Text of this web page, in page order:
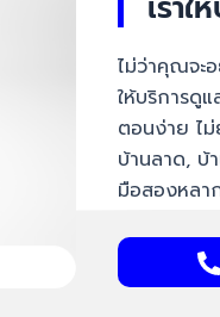
ไม่ว่าคุณจะ
ให้บริการดู
ตอนง่าย ไม่
บ้านลาด, บ้
มือสองหลา